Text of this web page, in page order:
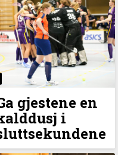
gjestene en
i